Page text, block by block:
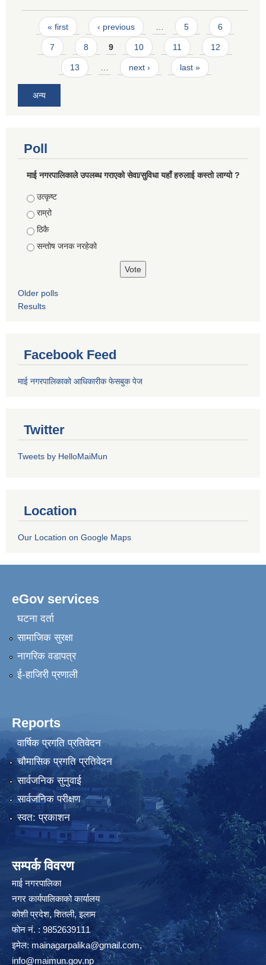
Pages
« first ‹ previous … 5 6
7 8 9 10 11 12
13 … next › last »
अन्य
Poll
माई नगरपालिकाले उपलब्ध गराएको सेवा/सुविधा यहाँ हरुलाई कस्तो लाग्यो ?
Choices
उत्कृष्ट
राम्रो
ठिकै
सन्तोष जनक नरहेको
Older polls
Results
Facebook Feed
माई नगरपालिकाको आधिकारीक फेसबुक पेज
Twitter
Tweets by HelloMaiMun
Location
Our Location on Google Maps
eGov services
घटना दर्ता
सामाजिक सुरक्षा
नागरिक वडापत्र
ई-हाजिरी प्रणाली
Reports
वार्षिक प्रगति प्रतिवेदन
चौमासिक प्रगति प्रतिवेदन
सार्वजनिक सुनुवाई
सार्वजनिक परीक्षण
स्वत: प्रकाशन
सम्पर्क विवरण
माई नगरपालिका
नगर कार्यपालिकाको कार्यालय
कोशी प्रदेश, शितली, इलाम
फोन नं. : 9852639111
इमेल:mainagarpalika@gmail.com,
info@maimun.gov.np